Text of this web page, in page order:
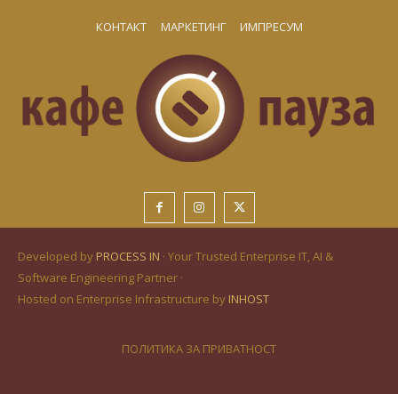
КОНТАКТ МАРКЕТИНГ ИМПРЕСУМ
Developed by PROCESS IN · Your Trusted Enterprise IT, AI &
Software Engineering Partner ·
Hosted on Enterprise Infrastructure by INHOST
ПОЛИТИКА ЗА ПРИВАТНОСТ